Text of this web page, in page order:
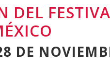
DEL
DE